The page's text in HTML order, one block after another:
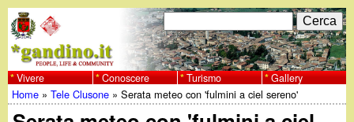
al
contenuto
principale
w
F
o
r
C
e
r
c
a
Vivere Conoscere Turismo Gallery
Tu
Home »Tele Clusone »Serata meteo con 'fulmini a ciel sereno'